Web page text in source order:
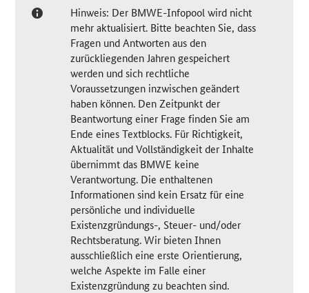
Hinweis: Der BMWE-Infopool wird nicht
mehr aktualisiert. Bitte beachten Sie, dass
Fragen und Antworten aus den
zurückliegenden Jahren gespeichert
werden und sich rechtliche
Voraussetzungen inzwischen geändert
haben können. Den Zeitpunkt der
Beantwortung einer Frage finden Sie am
Ende eines Textblocks. Für Richtigkeit,
Aktualität und Vollständigkeit der Inhalte
übernimmt das BMWE keine
Verantwortung. Die enthaltenen
Informationen sind kein Ersatz für eine
persönliche und individuelle
Existenzgründungs-, Steuer- und/oder
Rechtsberatung. Wir bieten Ihnen
ausschließlich eine erste Orientierung,
welche Aspekte im Falle einer
Existenzgründung zu beachten sind.